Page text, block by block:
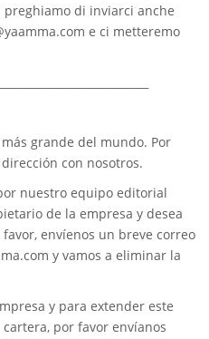
di inviarci anche
e ci metteremo
grande del mundo. Por
con nosotros.
nuestro equipo editorial
de la empresa y desea
envíenos un breve correo
y vamos a eliminar la
y para extender este
por favor envíanos